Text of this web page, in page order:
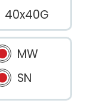
40x40G
MW
SN